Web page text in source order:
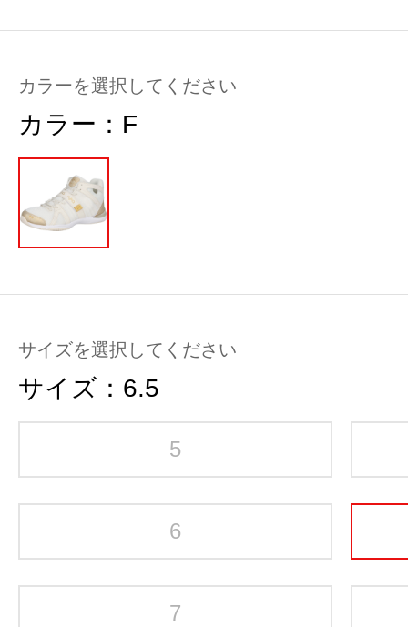
カラーを選択してください
カラー： F
サイズを選択してください
サイズ： 6.5
5
6
7